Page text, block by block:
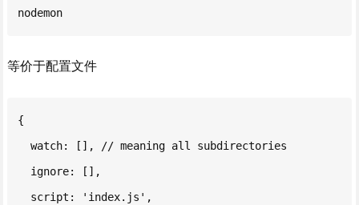
nodemon
等价于配置文件
{
watch: [], // meaning all subdirectories
ignore: [],
script: 'index.js',